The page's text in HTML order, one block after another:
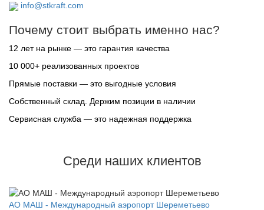
info@stkraft.com
Почему стоит выбрать именно нас?
12 лет на рынке — это гарантия качества
10 000+ реализованных проектов
Прямые поставки — это выгодные условия
Собственный склад. Держим позиции в наличии
Сервисная служба — это надежная поддержка
Среди наших клиентов
АО МАШ - Международный аэропорт Шереметьево